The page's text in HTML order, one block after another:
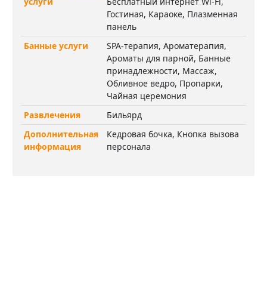
Гостиная, Караоке, Плазменная
панель
Банные услуги
SPA-терапия, Ароматерапия,
Ароматы для парной, Банные
принадлежности, Массаж,
Обливное ведро, Пропарки,
Чайная церемония
Развлечения
Бильярд
Дополнительная
информация
Кедровая бочка, Кнопка вызова
персонала